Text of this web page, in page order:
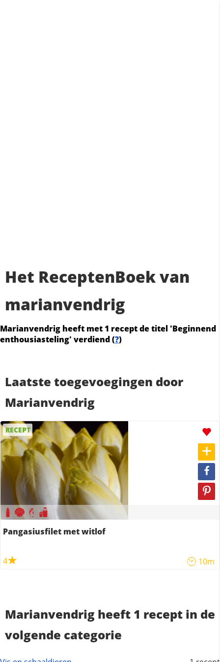
Het ReceptenBoek van
marianvendrig
Marianvendrig heeft met 1 recept de titel 'Beginnend
enthousiasteling' verdiend (?)
Laatste toegevoegingen door
Marianvendrig
RECEPT
Pangasiusfilet met witlof
4 10m
Marianvendrig heeft 1 recept in de
volgende categorie